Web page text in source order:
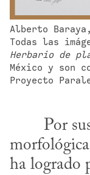
Alberto
Herbario de
México y son
Proyecto
ha logrado